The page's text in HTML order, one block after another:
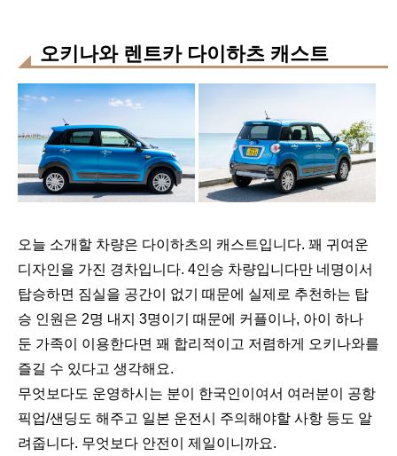
오키나와 렌트카 다이하츠 캐스트
오늘 소개할 차량은 다이하츠의 캐스트입니다. 꽤 귀여운
디자인을 가진 경차입니다. 4인승 차량입니다만 네명이서
탑승하면 짐실을 공간이 없기 때문에 실제로 추천하는 탑
승 인원은 2명 내지 3명이기 때문에 커플이나, 아이 하나
둔 가족이 이용한다면 꽤 합리적이고 저렴하게 오키나와를
즐길 수 있다고 생각해요.
무엇보다도 운영하시는 분이 한국인이여서 여러분이 공항
픽업/샌딩도 해주고 일본 운전시 주의해야할 사항 등도 알
려줍니다. 무엇보다 안전이 제일이니까요.